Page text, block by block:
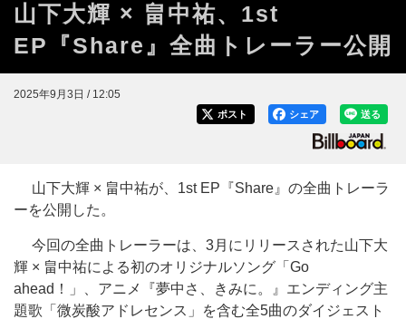
山下大輝 × 畠中祐、1st
EP『Share』全曲トレーラー公開
2025年9月3日 / 12:05
送る
シェア
ポスト
山下大輝 × 畠中祐が、1st EP『Share』の全曲トレーラ
ーを公開した。
今回の全曲トレーラーは、3月にリリースされた山下大
輝 × 畠中祐による初のオリジナルソング「Go
ahead！」、アニメ『夢中さ、きみに。』エンディング主
題歌「微炭酸アドレセンス」を含む全5曲のダイジェスト